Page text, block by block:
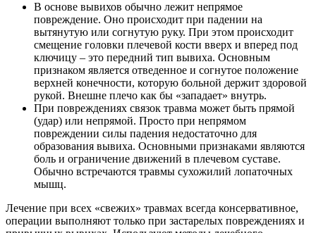
В основе вывихов обычно лежит непрямое
повреждение. Оно происходит при падении на
вытянутую или согнутую руку. При этом происходит
смещение головки плечевой кости вверх и вперед под
ключицу – это передний тип вывиха. Основным
признаком является отведенное и согнутое положение
верхней конечности, которую больной держит здоровой
рукой. Внешне плечо как бы «западает» внутрь.
При повреждениях связок травма может быть прямой
(удар) или непрямой. Просто при непрямом
повреждении силы падения недостаточно для
образования вывиха. Основными признаками являются
боль и ограничение движений в плечевом суставе.
Обычно встречаются травмы сухожилий лопаточных
мышц.
Лечение при всех «свежих» травмах всегда консервативное,
операции выполняют только при застарелых повреждениях и